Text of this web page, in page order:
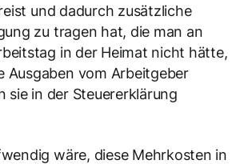
und dadurch zusätzliche
zu tragen hat, die man an
in der Heimat nicht hätte,
Ausgaben vom Arbeitgeber
sie in der Steuererklärung
wäre, diese Mehrkosten in